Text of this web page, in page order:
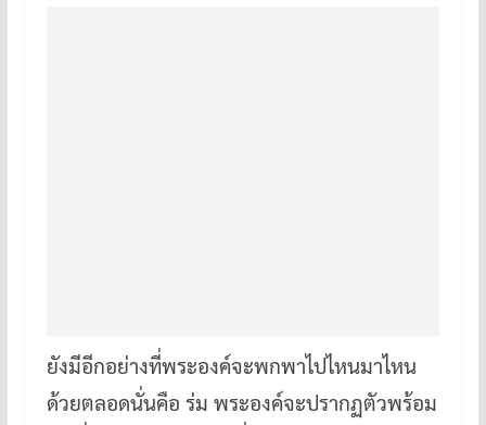
ยังมีอีกอย่างที่พระองค์จะพกพาไปไหนมาไหน
ด้วยตลอดนั่นคือ ร่ม พระองค์จะปรากฏตัวพร้อม